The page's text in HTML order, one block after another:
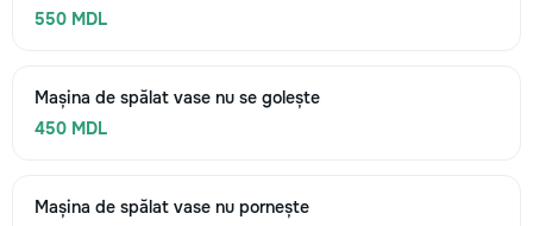
550 MDL
Mașina de spălat vase nu se golește
450 MDL
Mașina de spălat vase nu pornește